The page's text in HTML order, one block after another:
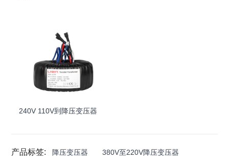
240V 110V到降压变压器
产品标签: 降压变压器
380V至220V降压变压器